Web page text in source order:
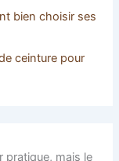
bien choisir ses
ceinture pour
pratique, mais le